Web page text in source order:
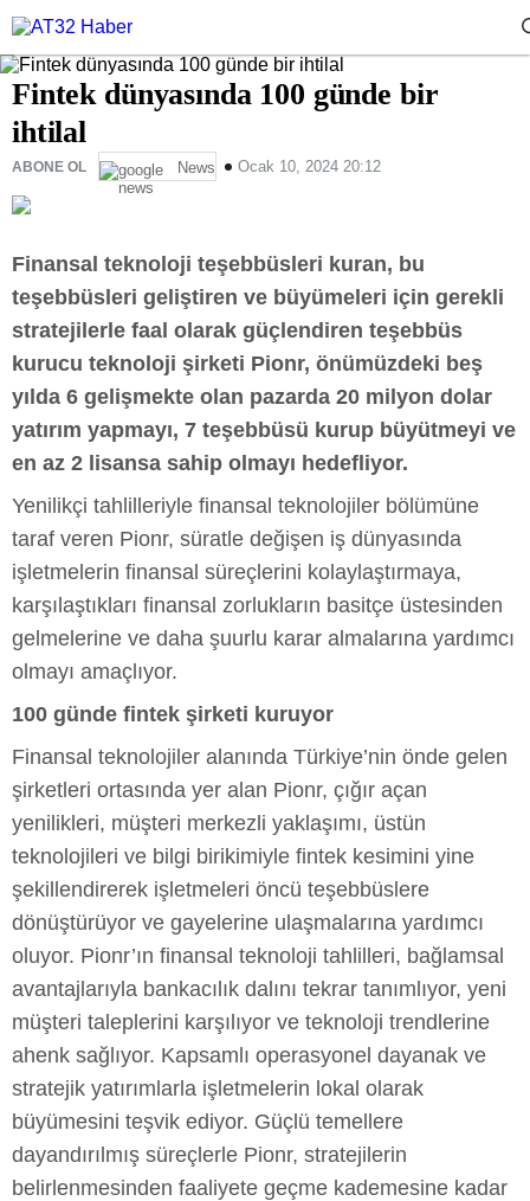
Fintek dünyasında 100 günde bir
ihtilal
ABONE OL News Ocak 10, 2024 20:12
Finansal teknoloji teşebbüsleri kuran, bu
teşebbüsleri geliştiren ve büyümeleri için gerekli
stratejilerle faal olarak güçlendiren teşebbüs
kurucu teknoloji şirketi Pionr, önümüzdeki beş
yılda 6 gelişmekte olan pazarda 20 milyon dolar
yatırım yapmayı, 7 teşebbüsü kurup büyütmeyi ve
en az 2 lisansa sahip olmayı hedefliyor.
Yenilikçi tahlilleriyle finansal teknolojiler bölümüne
taraf veren Pionr, süratle değişen iş dünyasında
işletmelerin finansal süreçlerini kolaylaştırmaya,
karşılaştıkları finansal zorlukların basitçe üstesinden
gelmelerine ve daha şuurlu karar almalarına yardımcı
olmayı amaçlıyor.
100 günde fintek şirketi kuruyor
Finansal teknolojiler alanında Türkiye’nin önde gelen
şirketleri ortasında yer alan Pionr, çığır açan
yenilikleri, müşteri merkezli yaklaşımı, üstün
teknolojileri ve bilgi birikimiyle fintek kesimini yine
şekillendirerek işletmeleri öncü teşebbüslere
dönüştürüyor ve gayelerine ulaşmalarına yardımcı
oluyor. Pionr’ın finansal teknoloji tahlilleri, bağlamsal
avantajlarıyla bankacılık dalını tekrar tanımlıyor, yeni
müşteri taleplerini karşılıyor ve teknoloji trendlerine
ahenk sağlıyor. Kapsamlı operasyonel dayanak ve
stratejik yatırımlarla işletmelerin lokal olarak
büyümesini teşvik ediyor. Güçlü temellere
dayandırılmış süreçlerle Pionr, stratejilerin
belirlenmesinden faaliyete geçme kademesine kadar